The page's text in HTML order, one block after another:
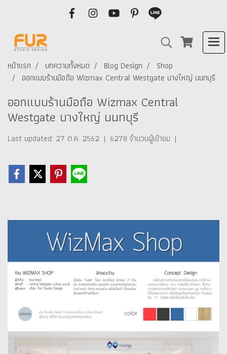
หน้าแรก บทความทั้งหมด Blog Design
Shop
ออกแบบร้านมือถือ Wizmax Central Westgate บางใหญ่ นนทบุรี
ออกแบบร้านมือถือ Wizmax Central
Westgate บางใหญ่ นนทบุรี
Last updated: 27 ต.ค. 2562 | 6278 จำนวนผู้เข้าชม |